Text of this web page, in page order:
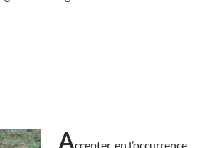
Accepter, en l’occurrence,